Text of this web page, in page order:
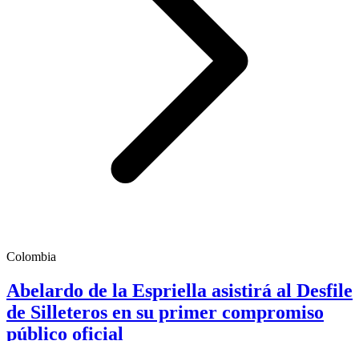
Colombia
Abelardo de la Espriella asistirá al Desfile
de Silleteros en su primer compromiso
público oficial